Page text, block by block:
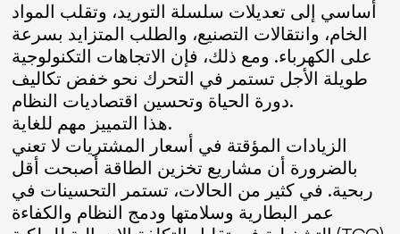
أساسي إلى تعديلات سلسلة التوريد، وتقلب المواد
الخام، وانتقالات التصنيع، والطلب المتزايد بسرعة
على الكهرباء. ومع ذلك، فإن الاتجاهات التكنولوجية
طويلة الأجل تستمر في التحرك نحو خفض تكاليف
دورة الحياة وتحسين اقتصاديات النظام.
هذا التمييز مهم للغاية.
الزيادات المؤقتة في أسعار المشتريات لا تعني
بالضرورة أن مشاريع تخزين الطاقة أصبحت أقل
ربحية. في كثير من الحالات، تستمر التحسينات في
عمر البطارية وسلامتها ودمج النظام والكفاءة